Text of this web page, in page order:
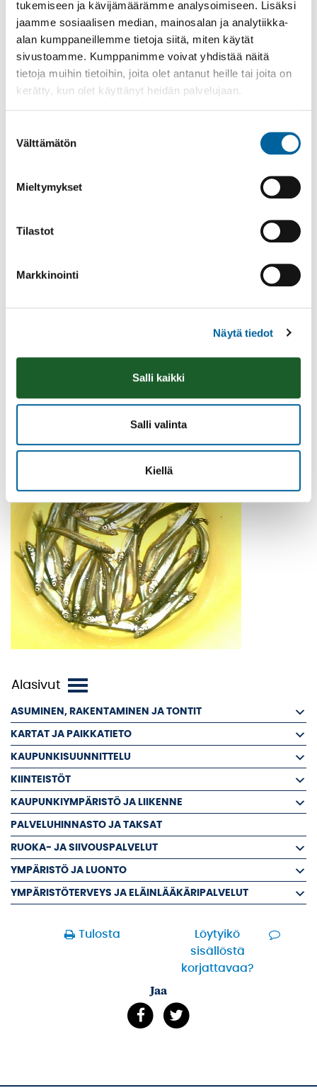
tukemiseen ja kävijämäärämme analysoimiseen. Lisäksi
jaamme sosiaalisen median, mainosalan ja analytiikka-
alan kumppaneillemme tietoja siitä, miten käytät
sivustoamme. Kumppanimme voivat yhdistää näitä
tietoja muihin tietoihin, joita olet antanut heille tai joita on
kerätty, kun olet käyttänyt heidän palvelujaan.
valinta
Välttämätön
Mieltymykset
Tilastot
Markkinointi
Näytä tiedot
Salli kaikki
Salli valinta
Kiellä
ASUMINEN, RAKENTAMINEN JA TONTIT
KARTAT JA PAIKKATIETO
KAUPUNKISUUNNITTELU
KIINTEISTÖT
KAUPUNKIYMPÄRISTÖ JA LIIKENNE
PALVELUHINNASTO JA TAKSAT
RUOKA- JA SIIVOUSPALVELUT
YMPÄRISTÖ JA LUONTO
YMPÄRISTÖTERVEYS JA ELÄINLÄÄKÄRIPALVELUT
Tulosta
Löytyikö
sisällöstä
korjattavaa?
Jaa